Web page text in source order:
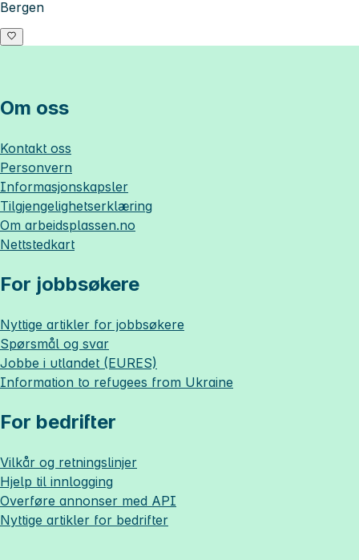
Bergen
Om oss
Kontakt oss
Personvern
Informasjonskapsler
Tilgjengelighetserklæring
Om arbeidsplassen.no
Nettstedkart
For jobbsøkere
Nyttige artikler for jobbsøkere
Spørsmål og svar
Jobbe i utlandet (EURES)
Information to refugees from Ukraine
For bedrifter
Vilkår og retningslinjer
Hjelp til innlogging
Overføre annonser med API
Nyttige artikler for bedrifter